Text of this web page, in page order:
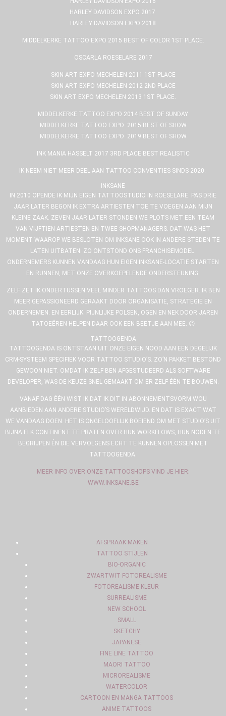
HARLEY DAVIDSON EXPO 2017
HARLEY DAVIDSON EXPO 2018
MIDDELKERKE TATTOO EXPO 2015 BEST OF COLOR 1ST PLACE.
OSCARLA ROESELARE 2017
SKIN ART EXPO MECHELEN 2011 1ST PLACE
SKIN ART EXPO MECHELEN 2012 2ND PLACE
SKIN ART EXPO MECHELEN 2013 1ST PLACE.
MIDDELKERKE TATTOO EXPO 2014 BEST OF SUNDAY
MIDDELKERKE TATTOO EXPO 2015 BEST OF SHOW
MIDDELKERKE TATTOO EXPO 2019 BEST OF SHOW
INK MANIA HASSELT 2017 3RD PLACE BEST REALISTIC
IK NEEM NIET MEER DEEL AAN TATTOO CONVENTIES SINDS 2020.
INKSANE
IN 2010 OPENDE IK MIJN EIGEN TATTOOSTUDIO IN ROESELARE. PAS DRIE
JAAR LATER BEGON IK EXTRA ARTIESTEN TOE TE VOEGEN AAN MIJN
KLEINE ZAAK. ZEVEN JAAR LATER STONDEN WE PLOTS MET EEN TEAM
VAN VIJFTIEN ARTIESTEN EN TWEE SHOPMANAGERS. DAT WAS HET
MOMENT WAAROP WE BESLOTEN OM INKSANE OOK IN ANDERE STEDEN TE
LATEN UITBATEN. ZO ONTSTOND ONS FRANCHISEMODEL.
ONDERNEMERS KUNNEN VANDAAG HUN EIGEN INKSANE-LOCATIE STARTEN
EN RUNNEN, MET ONZE OVERKOEPELENDE ONDERSTEUNING.
ZELF ZET IK ONDERTUSSEN VEEL MINDER TATTOOS DAN VROEGER. IK BEN
MEER GEPASSIONEERD GERAAKT DOOR ORGANISATIE, STRATEGIE EN
ONDERNEMEN. EN EERLIJK: PIJNLIJKE POLSEN, OGEN EN NEK DOOR JAREN
TATOEËREN HELPEN DAAR OOK EEN BEETJE AAN MEE. 😉
TATTOOGENDA
TATTOOGENDA IS ONTSTAAN UIT ONZE EIGEN NOOD AAN EEN DEGELIJK
CRM-SYSTEEM SPECIFIEK VOOR TATTOO STUDIO’S. ZO’N PAKKET BESTOND
GEWOON NIET. OMDAT IK ZELF BEN AFGESTUDEERD ALS SOFTWARE
DEVELOPER, WAS DE KEUZE SNEL GEMAAKT OM ER ZELF ÉÉN TE BOUWEN.
VANAF DAG ÉÉN WIST IK DAT IK DIT IN ABONNEMENTSVORM WOU
AANBIEDEN AAN ANDERE STUDIO’S WERELDWIJD. EN DAT IS EXACT WAT
WE VANDAAG DOEN. HET IS ONGELOOFLIJK BOEIEND OM MET STUDIO’S UIT
BIJNA ELK CONTINENT TE PRATEN OVER HUN WORKFLOWS, HUN NODEN TE
BEGRIJPEN ÉN DIE VERVOLGENS ECHT TE KUNNEN OPLOSSEN MET
TATTOOGENDA.
MEER INFO OVER ONZE TATTOOSHOPS VIND JE HIER:
WWW.INKSANE.BE
AFSPRAAK MAKEN
TATTOO STIJLEN
BIO-ORGANIC
ZWARTWIT FOTOREALISME
FOTOREALISME KLEUR
SURREALISME
NEW SCHOOL
SMALL
SKETCHY
JAPANESE
FINE LINE TATTOO
MAORI TATTOO
MICROREALISME
WATERCOLOR
CARTOON EN MANGA TATTOOS
ANIME TATTOOS